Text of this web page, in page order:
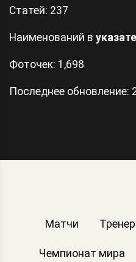
Статей: 237
Наименований в
Фоточек: 1,698
Последнее обновление:
Матчи
Чемпионат мира